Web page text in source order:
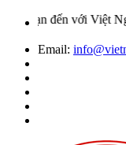
với Việt Nguyễn
Email: